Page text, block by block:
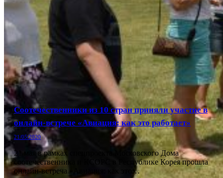
Соотечественники из 10 стран приняли участие в
онлайн-встрече «Авиация: как это работает»
21/05/2020
21 мая в рамках спецпроекта Московского Дома
соотечественника и КСОРС в Республике Корея прошла
онлайн-встреча «Авиация: как это…